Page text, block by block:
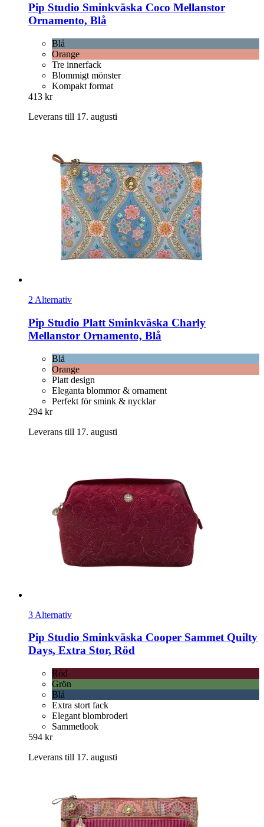
Pip Studio Sminkväska Coco Mellanstor
Ornamento, Blå
Blå
Orange
Tre innerfack
Blommigt mönster
Kompakt format
413 kr
Leverans till 17. augusti
2 Alternativ
Pip Studio Platt Sminkväska Charly
Mellanstor Ornamento, Blå
Blå
Orange
Platt design
Eleganta blommor & ornament
Perfekt för smink & nycklar
294 kr
Leverans till 17. augusti
3 Alternativ
Pip Studio Sminkväska Cooper Sammet Quilty
Days, Extra Stor, Röd
Röd
Grön
Blå
Extra stort fack
Elegant blombroderi
Sammetlook
594 kr
Leverans till 17. augusti